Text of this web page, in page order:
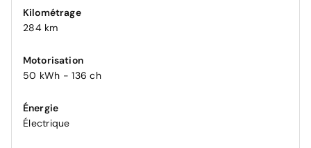
Kilométrage
284 km
Motorisation
50 kWh - 136 ch
Énergie
Électrique